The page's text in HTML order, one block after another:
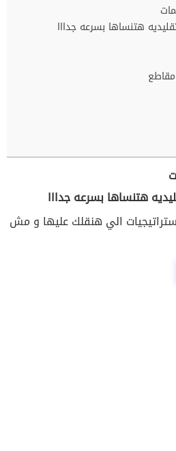
هتنساها بسرعه جدااا
هتنساها بسرعه جدااا
الي هنقلك عليها و مش